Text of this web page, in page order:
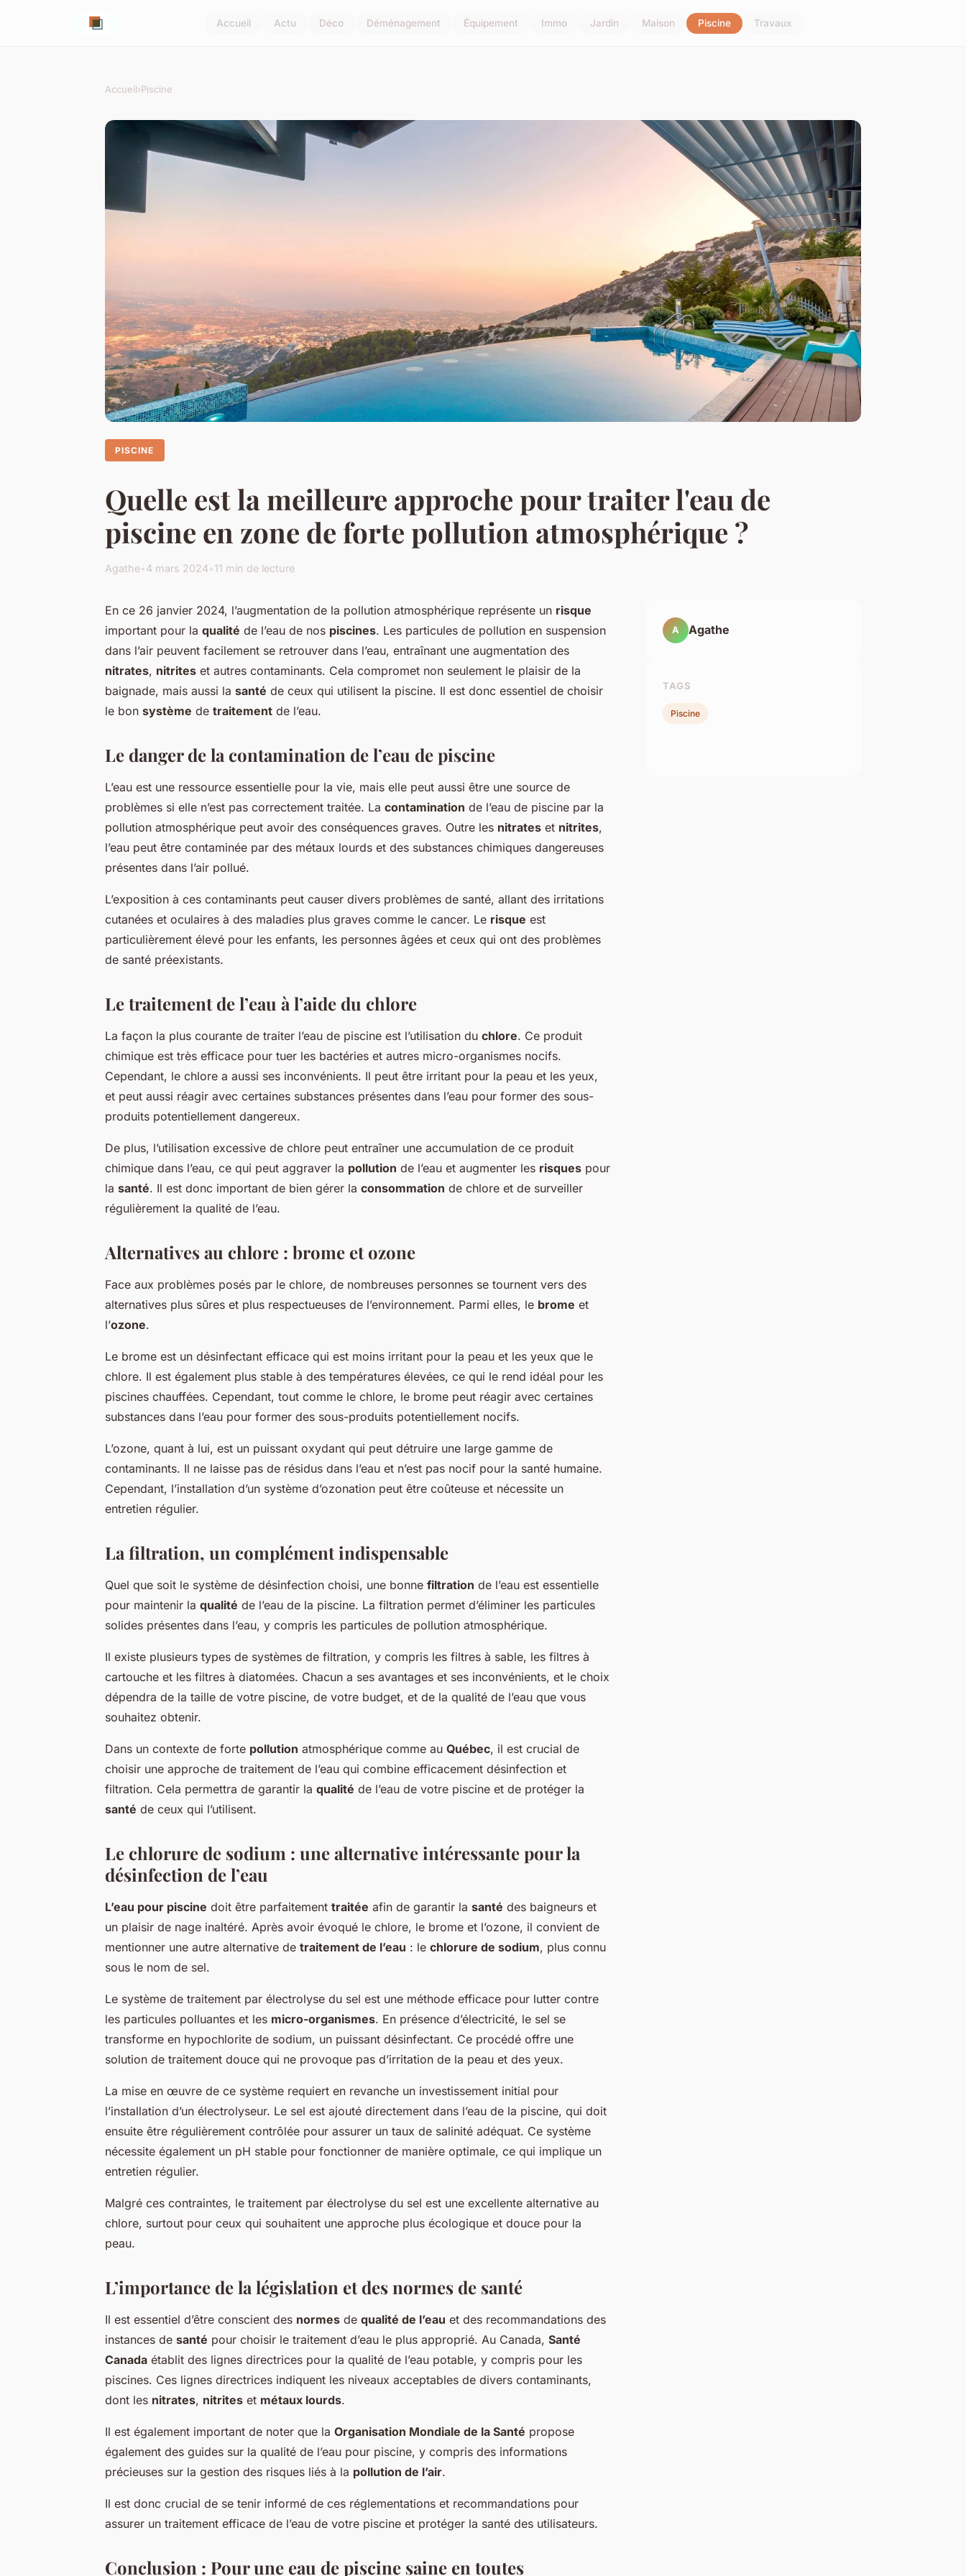
Accueil Actu Déco Déménagement Équipement Immo Jardin Maison Piscine Travaux
Accueil›Piscine
PISCINE
Quelle est la meilleure approche pour traiter l'eau de
piscine en zone de forte pollution atmosphérique ?
Agathe•4 mars 2024•11 min de lecture
En ce 26 janvier 2024, l’augmentation de la pollution atmosphérique représente un risque
important pour la qualité de l’eau de nos piscines. Les particules de pollution en suspension
dans l’air peuvent facilement se retrouver dans l’eau, entraînant une augmentation des
nitrates, nitrites et autres contaminants. Cela compromet non seulement le plaisir de la
baignade, mais aussi la santé de ceux qui utilisent la piscine. Il est donc essentiel de choisir
le bon système de traitement de l’eau.
Le danger de la contamination de l’eau de piscine
L’eau est une ressource essentielle pour la vie, mais elle peut aussi être une source de
problèmes si elle n’est pas correctement traitée. La contamination de l’eau de piscine par la
pollution atmosphérique peut avoir des conséquences graves. Outre les nitrates et nitrites,
l’eau peut être contaminée par des métaux lourds et des substances chimiques dangereuses
présentes dans l’air pollué.
L’exposition à ces contaminants peut causer divers problèmes de santé, allant des irritations
cutanées et oculaires à des maladies plus graves comme le cancer. Le risque est
particulièrement élevé pour les enfants, les personnes âgées et ceux qui ont des problèmes
de santé préexistants.
Le traitement de l’eau à l’aide du chlore
La façon la plus courante de traiter l’eau de piscine est l’utilisation du chlore. Ce produit
chimique est très efficace pour tuer les bactéries et autres micro-organismes nocifs.
Cependant, le chlore a aussi ses inconvénients. Il peut être irritant pour la peau et les yeux,
et peut aussi réagir avec certaines substances présentes dans l’eau pour former des sous-
produits potentiellement dangereux.
De plus, l’utilisation excessive de chlore peut entraîner une accumulation de ce produit
chimique dans l’eau, ce qui peut aggraver la pollution de l’eau et augmenter les risques pour
la santé. Il est donc important de bien gérer la consommation de chlore et de surveiller
régulièrement la qualité de l’eau.
Alternatives au chlore : brome et ozone
Face aux problèmes posés par le chlore, de nombreuses personnes se tournent vers des
alternatives plus sûres et plus respectueuses de l’environnement. Parmi elles, le brome et
l’ozone.
Le brome est un désinfectant efficace qui est moins irritant pour la peau et les yeux que le
chlore. Il est également plus stable à des températures élevées, ce qui le rend idéal pour les
piscines chauffées. Cependant, tout comme le chlore, le brome peut réagir avec certaines
substances dans l’eau pour former des sous-produits potentiellement nocifs.
L’ozone, quant à lui, est un puissant oxydant qui peut détruire une large gamme de
contaminants. Il ne laisse pas de résidus dans l’eau et n’est pas nocif pour la santé humaine.
Cependant, l’installation d’un système d’ozonation peut être coûteuse et nécessite un
entretien régulier.
La filtration, un complément indispensable
Quel que soit le système de désinfection choisi, une bonne filtration de l’eau est essentielle
pour maintenir la qualité de l’eau de la piscine. La filtration permet d’éliminer les particules
solides présentes dans l’eau, y compris les particules de pollution atmosphérique.
Il existe plusieurs types de systèmes de filtration, y compris les filtres à sable, les filtres à
cartouche et les filtres à diatomées. Chacun a ses avantages et ses inconvénients, et le choix
dépendra de la taille de votre piscine, de votre budget, et de la qualité de l’eau que vous
souhaitez obtenir.
Dans un contexte de forte pollution atmosphérique comme au Québec, il est crucial de
choisir une approche de traitement de l’eau qui combine efficacement désinfection et
filtration. Cela permettra de garantir la qualité de l’eau de votre piscine et de protéger la
santé de ceux qui l’utilisent.
Le chlorure de sodium : une alternative intéressante pour la
désinfection de l’eau
L’eau pour piscine doit être parfaitement traitée afin de garantir la santé des baigneurs et
un plaisir de nage inaltéré. Après avoir évoqué le chlore, le brome et l’ozone, il convient de
mentionner une autre alternative de traitement de l’eau : le chlorure de sodium, plus connu
sous le nom de sel.
Le système de traitement par électrolyse du sel est une méthode efficace pour lutter contre
les particules polluantes et les micro-organismes. En présence d’électricité, le sel se
transforme en hypochlorite de sodium, un puissant désinfectant. Ce procédé offre une
solution de traitement douce qui ne provoque pas d’irritation de la peau et des yeux.
La mise en œuvre de ce système requiert en revanche un investissement initial pour
l’installation d’un électrolyseur. Le sel est ajouté directement dans l’eau de la piscine, qui doit
ensuite être régulièrement contrôlée pour assurer un taux de salinité adéquat. Ce système
nécessite également un pH stable pour fonctionner de manière optimale, ce qui implique un
entretien régulier.
Malgré ces contraintes, le traitement par électrolyse du sel est une excellente alternative au
chlore, surtout pour ceux qui souhaitent une approche plus écologique et douce pour la
peau.
L’importance de la législation et des normes de santé
Il est essentiel d’être conscient des normes de qualité de l’eau et des recommandations des
instances de santé pour choisir le traitement d’eau le plus approprié. Au Canada, Santé
Canada établit des lignes directrices pour la qualité de l’eau potable, y compris pour les
piscines. Ces lignes directrices indiquent les niveaux acceptables de divers contaminants,
dont les nitrates, nitrites et métaux lourds.
Il est également important de noter que la Organisation Mondiale de la Santé propose
également des guides sur la qualité de l’eau pour piscine, y compris des informations
précieuses sur la gestion des risques liés à la pollution de l’air.
Il est donc crucial de se tenir informé de ces réglementations et recommandations pour
assurer un traitement efficace de l’eau de votre piscine et protéger la santé des utilisateurs.
Conclusion : Pour une eau de piscine saine en toutes
A Agathe
TAGS
Piscine